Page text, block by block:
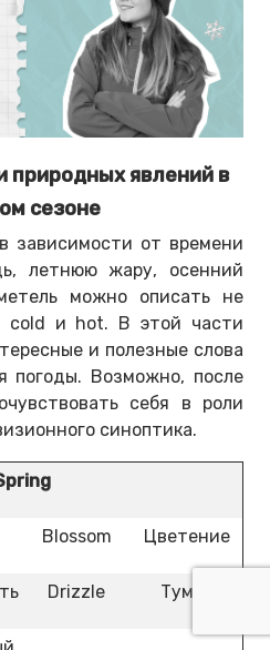
природных явлений в
сезоне
зависимости от времени
летнюю жару, осенний
можно описать не
cold и hot. В этой части
и полезные слова
погоды. Возможно, после
себя в роли
синоптика.
Blossom Цветение
Drizzle Туман